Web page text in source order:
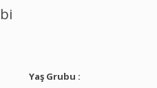
Yaş Grubu :